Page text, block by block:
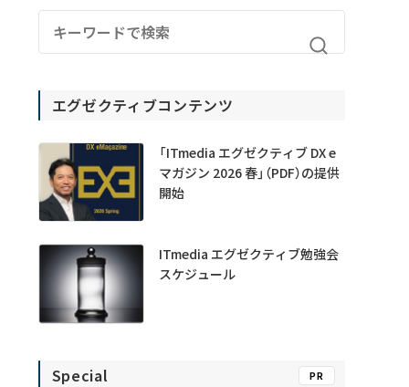
エグゼクティブコンテンツ
「ITmedia エグゼクティブ DX e
マガジン 2026 春」（PDF）の提供
開始
ITmedia エグゼクティブ勉強会
スケジュール
Special PR